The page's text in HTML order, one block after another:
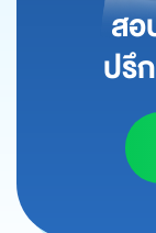
สอ
ปรึ